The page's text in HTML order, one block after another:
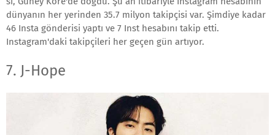
dünyanın her yerinden 35.7 milyon takipçisi var. Şimdiye kadar
46 Insta gönderisi yaptı ve 7 Inst hesabını takip etti.
Instagram'daki takipçileri her geçen gün artıyor.
7. J-Hope